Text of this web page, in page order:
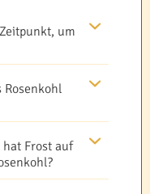
um
Rosenkohl
Frost auf